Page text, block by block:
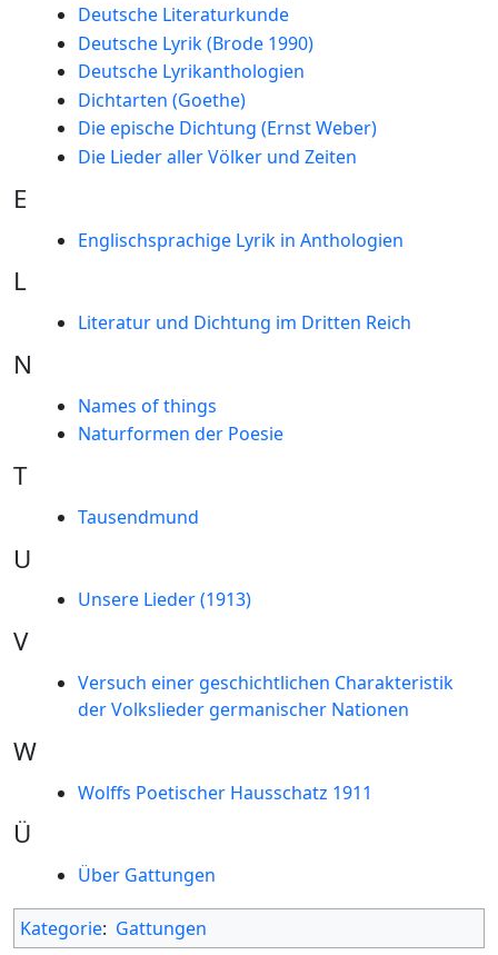
Deutsche Literaturkunde
Deutsche Lyrik (Brode 1990)
Deutsche Lyrikanthologien
Dichtarten (Goethe)
Die epische Dichtung (Ernst Weber)
Die Lieder aller Völker und Zeiten
E
Englischsprachige Lyrik in Anthologien
L
Literatur und Dichtung im Dritten Reich
N
Names of things
Naturformen der Poesie
T
Tausendmund
U
Unsere Lieder (1913)
V
Versuch einer geschichtlichen Charakteristik
der Volkslieder germanischer Nationen
W
Wolffs Poetischer Hausschatz 1911
Ü
Über Gattungen
Kategorie: Gattungen